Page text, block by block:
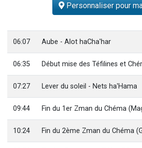
Il reste 49 places pour
12 nouvelles musiques
Personnaliser pour
06:07 Aube - Alot haCha'har
06:35 Début mise des Téfilines et
07:27 Lever du soleil - Nets ha'Hama
09:44 Fin du 1er Zman du Chéma
10:24 Fin du 2ème Zman du Chéma